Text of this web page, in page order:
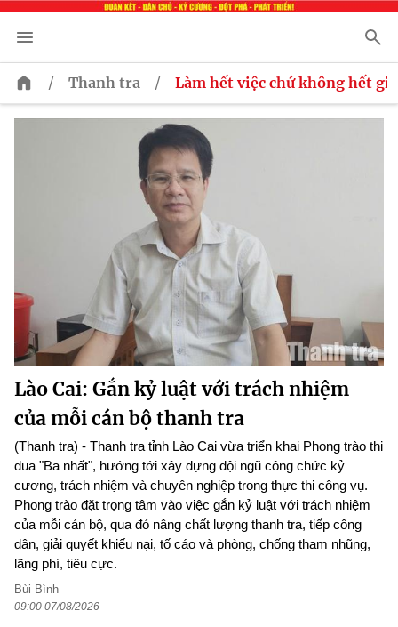
/ Thanh tra / Làm hết việc chứ không hết giờ
Lào Cai: Gắn kỷ luật với trách nhiệm
của mỗi cán bộ thanh tra
(Thanh tra) - Thanh tra tỉnh Lào Cai vừa triển khai Phong trào thi
đua "Ba nhất", hướng tới xây dựng đội ngũ công chức kỷ
cương, trách nhiệm và chuyên nghiệp trong thực thi công vụ.
Phong trào đặt trọng tâm vào việc gắn kỷ luật với trách nhiệm
của mỗi cán bộ, qua đó nâng chất lượng thanh tra, tiếp công
dân, giải quyết khiếu nại, tố cáo và phòng, chống tham nhũng,
lãng phí, tiêu cực.
Bùi Bình
09:00 07/08/2026